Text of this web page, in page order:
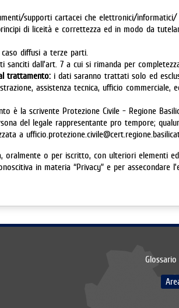
supporti cartacei che elettronici/informatici/
di liceità e correttezza ed in modo da
diffusi a terze parti.
dall’art. 7 a cui si rimanda per
trattamento: i dati saranno trattati solo ed
assistenza tecnica, ufficio commerciale,
è la scrivente Protezione Civile - Regione
del legale rappresentante pro tempore;
a
oralmente o per iscritto, con ulteriori elementi
in materia “Privacy” e per assecondare
Glossario